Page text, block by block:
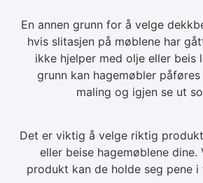
En annen grunn for å velge
hvis slitasjen på møblene har
ikke hjelper med olje eller beis
grunn kan hagemøbler
maling og igjen se ut
Det er viktig å velge riktig
eller beise hagemøblene dine.
produkt kan de holde seg pene i